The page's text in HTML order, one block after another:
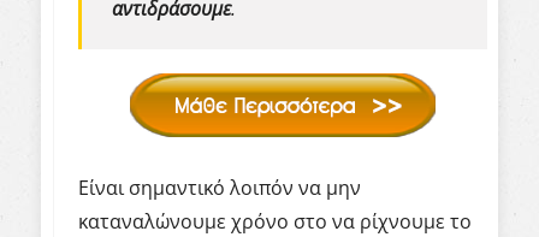
αντιδράσουμε.
Είναι σημαντικό λοιπόν να μην
καταναλώνουμε χρόνο στο να ρίχνουμε το